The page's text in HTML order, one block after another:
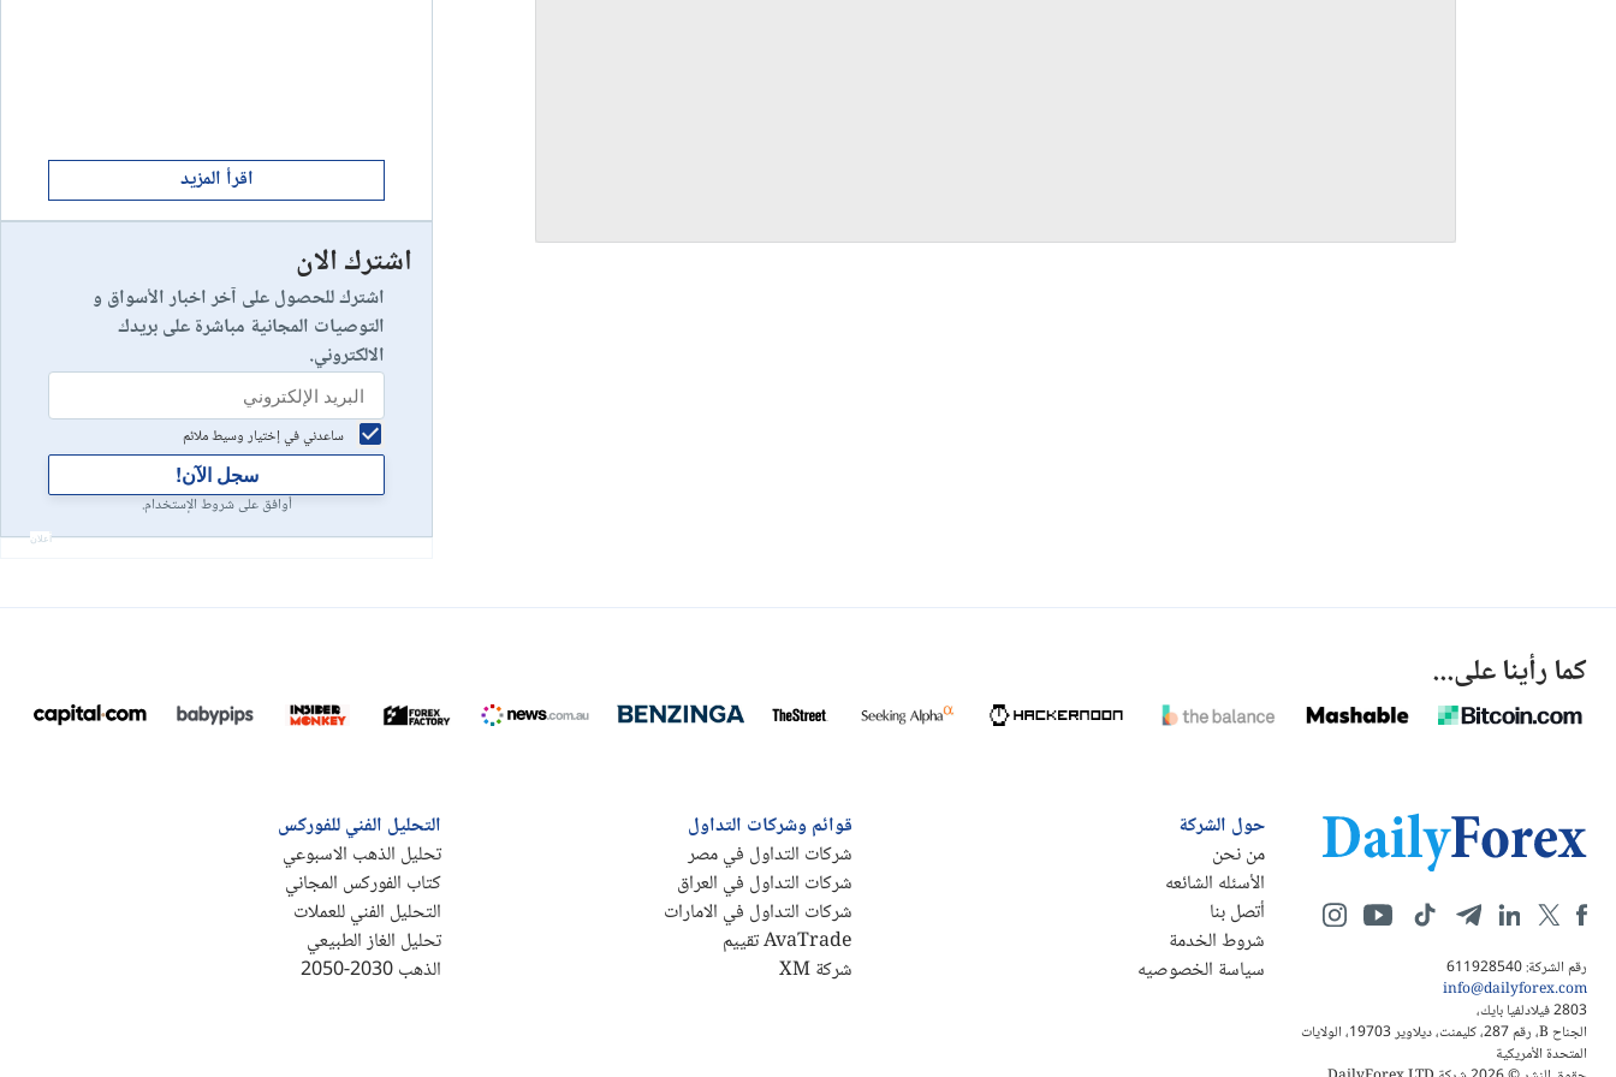
إستعراض شركة
10
اقرأ المزيد
اشترك الان
اشترك للحصول على آخر اخبار الأسواق و
التوصيات المجانية مباشرة على بريدك
الالكتروني.
ساعدني في إختيار وسيط ملائم
سجل الآن!
أوافق على شروط الإستخدام.
أعلان
كما رأينا على...
رقم الشركة: 611928540
info@dailyforex.com
2803 فيلادلفيا بايك،
الجناح B، رقم 287، كليمنت، ديلاوير 19703، الولايات
المتحدة الأمريكية
حول الشركة
من نحن
الأسئله الشائعه
أتصل بنا
شروط الخدمة
سياسة الخصوصيه
قوائم وشركات التداول
شركات التداول في مصر
شركات التداول في العراق
شركات التداول في الامارات
AvaTrade تقييم
شركة XM
التحليل الفني للفوركس
تحليل الذهب الاسبوعي
كتاب الفوركس المجاني
التحليل الفني للعملات
تحليل الغاز الطبيعي
الذهب 2030-2050